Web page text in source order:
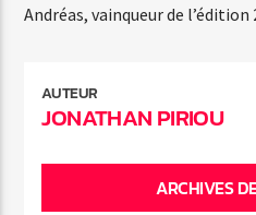
Andréas, vainqueur de l’édition
AUTEUR
JONATHAN PIRIOU
ARCHIVES